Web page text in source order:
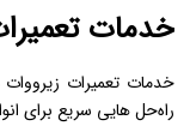
خدمات
خدمات تعمیرات
راه‌حل ‌هایی سریع برای